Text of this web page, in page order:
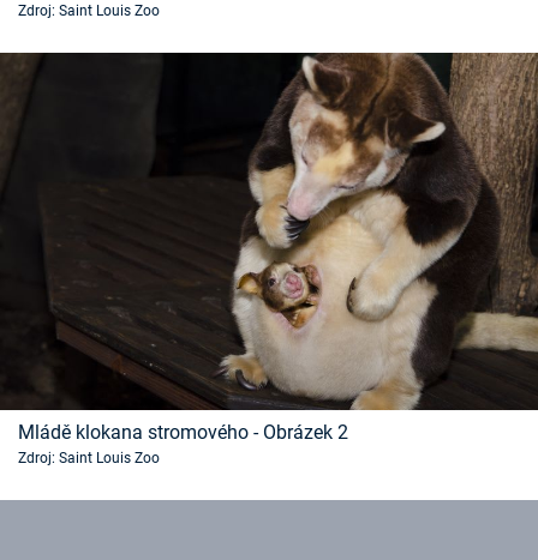
Časopis
Sledujte nás
Zdroj: Saint Louis Zoo
Mládě klokana stromového - Obrázek 2
Zdroj: Saint Louis Zoo